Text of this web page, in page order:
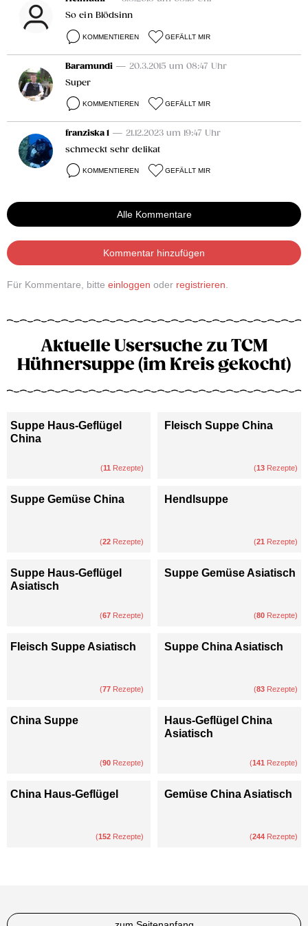
So ein Blödsinn
KOMMENTIEREN GEFÄLLT MIR
Baramundi — 20.3.2015 um 08:47 Uhr
Super
KOMMENTIEREN GEFÄLLT MIR
franziska 1 — 21.12.2023 um 19:47 Uhr
schmeckt sehr delikat
KOMMENTIEREN GEFÄLLT MIR
Alle Kommentare
Kommentar hinzufügen
Für Kommentare, bitte einloggen oder registrieren
Aktuelle Usersuche zu TCM
Hühnersuppe (im Kreis gekocht)
Suppe Haus-Geflügel
China
(11 Rezepte)
Fleisch Suppe China
(13 Rezepte)
Suppe Gemüse China
(22 Rezepte)
Hendlsuppe
(21 Rezepte)
Suppe Haus-Geflügel
Asiatisch
(67 Rezepte)
Suppe Gemüse Asiatisch
(80 Rezepte)
Fleisch Suppe Asiatisch
(77 Rezepte)
Suppe China Asiatisch
(83 Rezepte)
China Suppe
(90 Rezepte)
Haus-Geflügel China
Asiatisch
(141 Rezepte)
China Haus-Geflügel
(152 Rezepte)
Gemüse China Asiatisch
(244 Rezepte)